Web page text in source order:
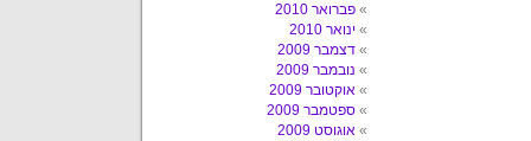
פברואר 2010
ינואר 2010
דצמבר 2009
נובמבר 2009
אוקטובר 2009
ספטמבר 2009
אוגוסט 2009